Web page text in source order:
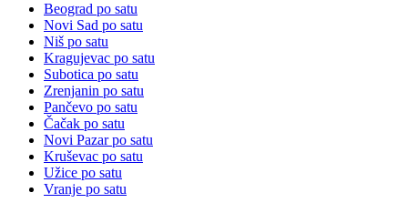
Beograd po satu
Novi Sad po satu
Niš po satu
Kragujevac po satu
Subotica po satu
Zrenjanin po satu
Pančevo po satu
Čačak po satu
Novi Pazarpo satu
Kruševac po satu
Užice po satu
Vranje po satu